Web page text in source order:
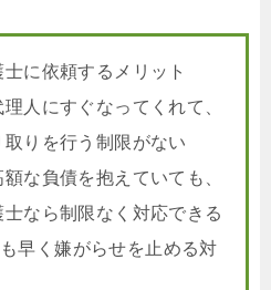
士に依頼するメリット
理人にすぐなってくれて、
取りを行う制限がない
額な負債を抱えていても、
士なら制限なく対応できる
早く嫌がらせを止める対